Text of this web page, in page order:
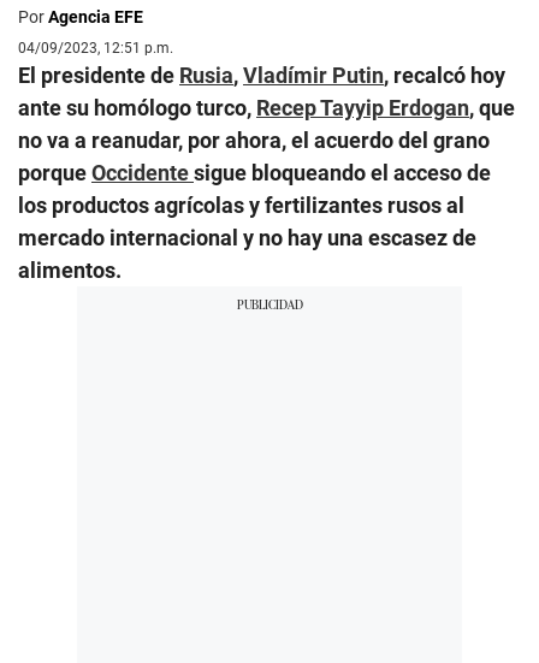
PorAgencia EFE
04/09/2023, 12:51 p.m.
El presidente de Rusia,Vladímir Putin, recalcó hoy
ante su homólogo turco, Recep Tayyip Erdogan, que
no va a reanudar, por ahora, el acuerdo del grano
porqueOccidentesigue bloqueando el acceso de
los productos agrícolas y fertilizantes rusos al
mercado internacional y no hay una escasez de
alimentos.